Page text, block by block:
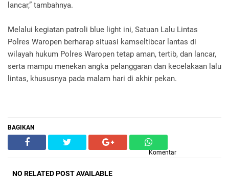
lancar,” tambahnya.
Melalui kegiatan patroli blue light ini, Satuan Lalu Lintas
Polres Waropen berharap situasi kamseltibcar lantas di
wilayah hukum Polres Waropen tetap aman, tertib, dan lancar,
serta mampu menekan angka pelanggaran dan kecelakaan lalu
lintas, khususnya pada malam hari di akhir pekan.
BAGIKAN
Komentar
NO RELATED POST AVAILABLE